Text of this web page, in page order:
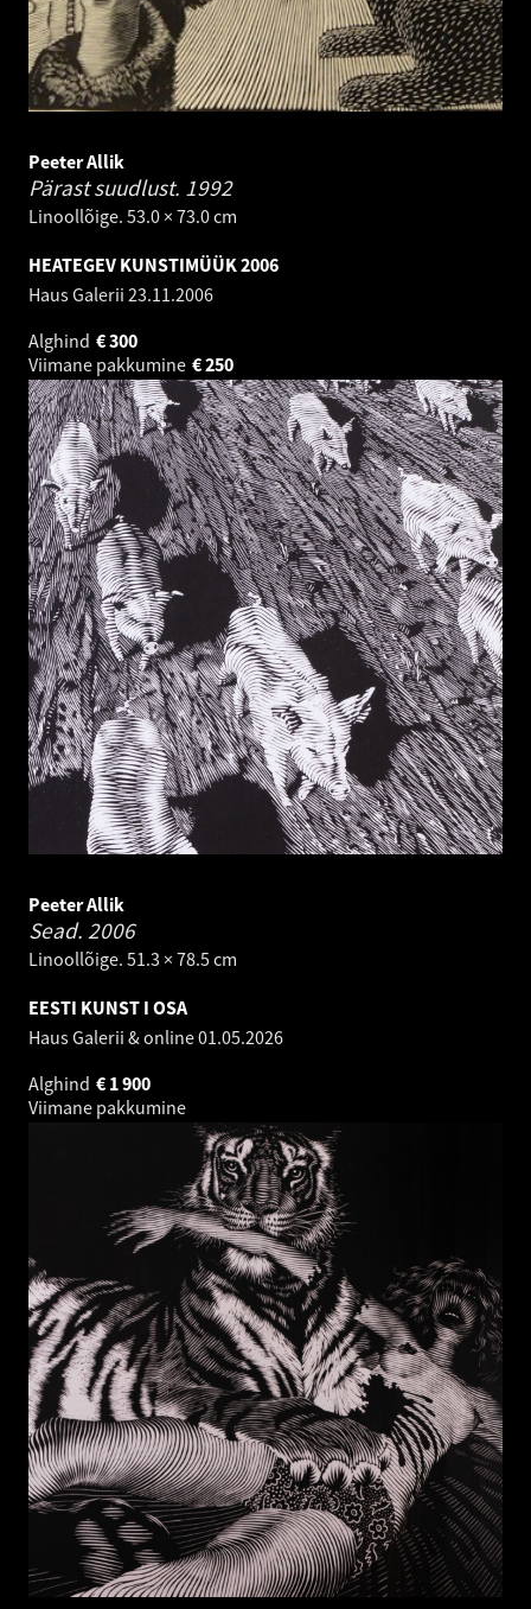
Peeter Allik
Pärast suudlust. 1992
Linoollõige. 53.0 × 73.0 cm
HEATEGEV KUNSTIMÜÜK 2006
Haus Galerii 23.11.2006
Alghind
300
€
Viimane pakkumine
250
€
Peeter Allik
Sead. 2006
Linoollõige. 51.3 × 78.5 cm
EESTI KUNST I OSA
Haus Galerii & online01.05.2026
Alghind
1 900
€
Viimane pakkumine